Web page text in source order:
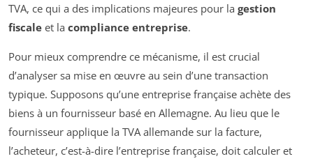
TVA, ce qui a des implications majeures pour la gestion
fiscale et la compliance entreprise.
Pour mieux comprendre ce mécanisme, il est crucial
d’analyser sa mise en œuvre au sein d’une transaction
typique. Supposons qu’une entreprise française achète des
biens à un fournisseur basé en Allemagne. Au lieu que le
fournisseur applique la TVA allemande sur la facture,
l’acheteur, c’est-à-dire l’entreprise française, doit calculer et